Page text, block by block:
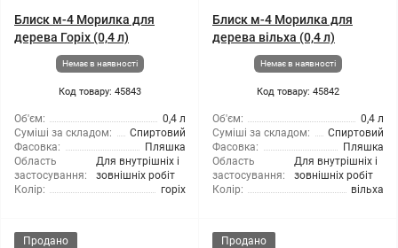
Блиск м-4 Морилка для
дерева Горіх (0,4 л)
Немає в наявності
Код товару: 45843
Об'єм:
0,4 л
Суміші за складом:
Спиртовий
Фасовка:
Пляшка
Область
застосування:
Для внутрішніх і
зовнішніх робіт
Колір:
горіх
Блиск м-4 Морилка для
дерева вільха (0,4 л)
Немає в наявності
Код товару: 45842
Об'єм:
0,4 л
Суміші за складом:
Спиртовий
Фасовка:
Пляшка
Область
застосування:
Для внутрішніх і
зовнішніх робіт
Колір:
вільха
Продано Продано